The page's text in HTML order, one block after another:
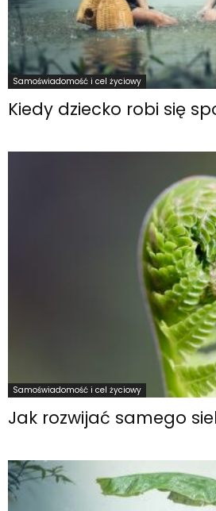
Samoświadomość i cel życiowy
Kiedy dziecko robi się
Samoświadomość i cel życiowy
Jak rozwijać samego